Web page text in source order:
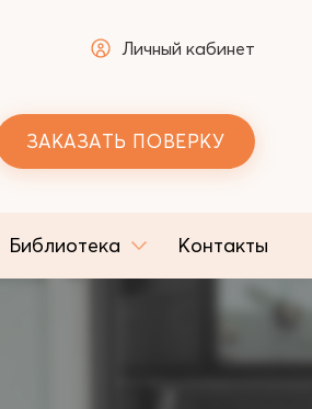
Личный кабинет
ЗАКАЗАТЬ ПОВЕРКУ
Библиотека Контакты